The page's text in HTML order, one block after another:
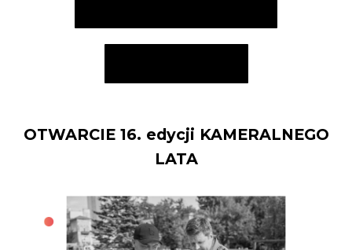
OTWARCIE 16. edycji KAMERALNEGO
LATA